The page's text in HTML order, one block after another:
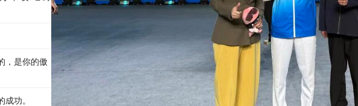
，是你的傲
功。